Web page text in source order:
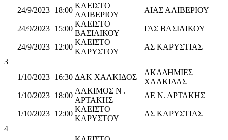
24/9/2023 18:00
ΚΛΕΙΣΤΟ
ΑΛΙΒΕΡΙΟΥ
ΑΙΑΣ ΑΛΙΒΕΡΙΟΥ
24/9/2023 15:00
ΚΛΕΙΣΤΟ
ΒΑΣΙΛΙΚΟΥ
ΓΑΣ ΒΑΣΙΛΙΚΟΥ
24/9/2023 12:00
ΚΛΕΙΣΤΟ
ΚΑΡΥΣΤΟΥ
ΑΣ ΚΑΡΥΣΤΙΑΣ
3
1/10/2023 16:30 ΔΑΚ ΧΑΛΚΙΔΟΣ
ΑΚΑΔΗΜΙΕΣ
ΧΑΛΚΙΔΑΣ
1/10/2023 18:00
ΑΛΚΙΜΟΣ Ν .
ΑΡΤΑΚΗΣ
ΑΕ Ν. ΑΡΤΑΚΗΣ
1/10/2023 12:00
ΚΛΕΙΣΤΟ
ΚΑΡΥΣΤΟΥ
ΑΣ ΚΑΡΥΣΤΙΑΣ
4